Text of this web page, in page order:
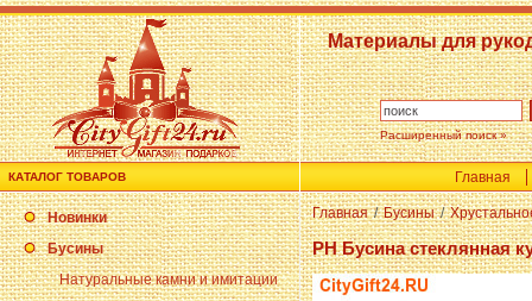
Материалы для
Расширенный поиск »
КАТАЛОГ ТОВАРОВ Главная
Новинки
Бусины
Натуральные камни и имитации
Главная / Бусины /
PH Бусина стеклянная